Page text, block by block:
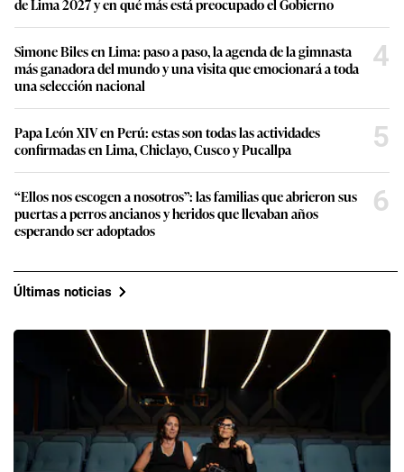
de Lima 2027 y en qué más está preocupado el Gobierno
Simone Biles en Lima: paso a paso, la agenda de la gimnasta
más ganadora del mundo y una visita que emocionará a toda
una selección nacional
4
Papa León XIV en Perú: estas son todas las actividades
confirmadas en Lima, Chiclayo, Cusco y Pucallpa
5
“Ellos nos escogen a nosotros”: las familias que abrieron sus
puertas a perros ancianos y heridos que llevaban años
esperando ser adoptados
6
Últimas noticias